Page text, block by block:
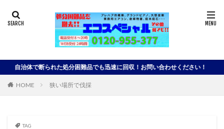
自治体で断られた処分困難品でも迅速に回収！お問い合わせください！
HOME 狭い場所で伐採
TAG